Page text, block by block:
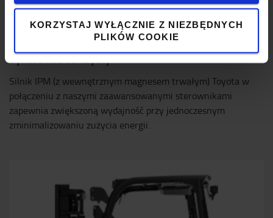
KORZYSTAJ WYŁĄCZNIE Z NIEZBĘDNYCH
PLIKÓW COOKIE
SyncoDrive od Toyoty
Silnik IPM (z wewnętrznym magnesem trwałym) Toyota w
połączeniu z naszymi zaawansowanymi sterownikami
zapewnia zwiększoną wydajność przy jednoczesnym
zminimalizowaniu zużycia energii.